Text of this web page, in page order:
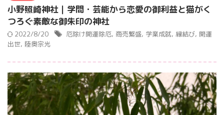
小野照崎神社｜学問・芸能から恋愛の御利益と猫がく
つろぐ素敵な御朱印の神社
2022/8/20 厄除け開運除厄, 商売繁盛, 学業成就, 縁結び, 開運
出世, 陸奥宗光